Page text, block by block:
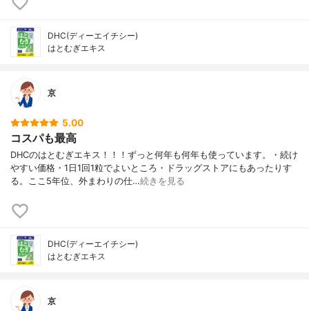
DHC(ディーエイチシー)
はとむぎエキス
京
5.00
コスパも最高
DHCのはとむぎエキス！！！ずっと何年も何年も使っています。・続け
やすい価格・1日1回1粒でよいところ・ドラッグストアにもあったりす
る。ここ5年位、外まわりの仕…続きを見る
DHC(ディーエイチシー)
はとむぎエキス
京